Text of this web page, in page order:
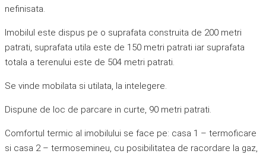
nefinisata.
Imobilul este dispus pe o suprafata construita de 200 metri
patrati, suprafata utila este de 150 metri patrati iar suprafata
totala a terenului este de 504 metri patrati.
Se vinde mobilata si utilata, la intelegere.
Dispune de loc de parcare in curte, 90 metri patrati.
Comfortul termic al imobilului se face pe: casa 1 – termoficare
si casa 2 – termosemineu, cu posibilitatea de racordare la gaz,